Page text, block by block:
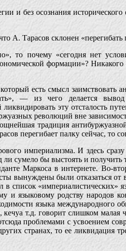
и без осознания
А. Тарасов склонен
то почему «сегодня нет
формации»? Никакого
есть смысл заимствовать
— из чего делается вывод
эту отсталость
революций вне
традиция
перегибает палку сейчас, то
империализма. И здесь
бы выстоять и получить
Маркоса в интернете. Во-
вынуждены были отказаться
в список
языковому родству народов
языка международного
т.д. говорит слишком малая
проблемами с усвоением
странах, то ее ликвидация